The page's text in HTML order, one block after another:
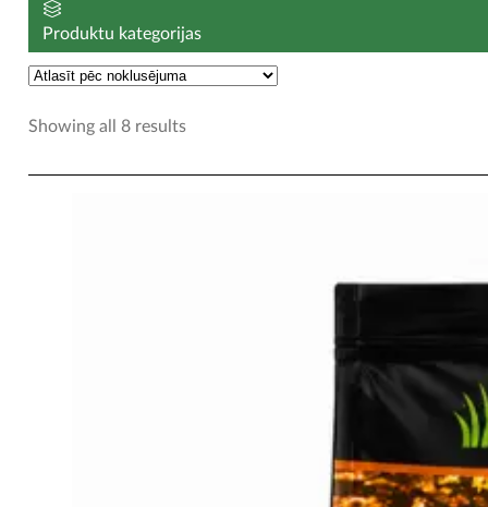
Produktu kategorijas
Showing all 8 results